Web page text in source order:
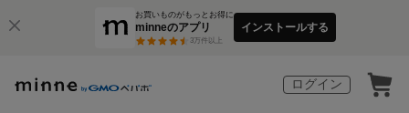
お買いものがもっとお得に
minneのアプリ
3万件以上
インストールする
ログイン